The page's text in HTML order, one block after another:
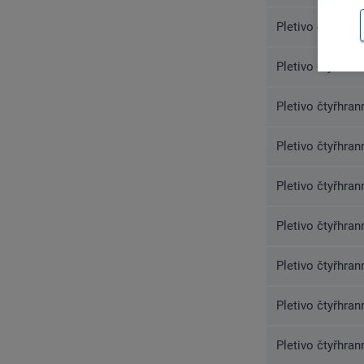
Pletivo
Pletivo
Pletivo
Pletivo
Pletivo
Pletivo
Pletivo
Pletivo
Pletivo